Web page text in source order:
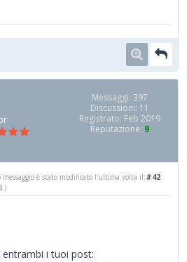
Messaggi: 397
Discussioni: 11
Registrato: Feb 2019
Reputazione: 9
#42
messaggio è stato modificato l'ultima volta il:
.)
i tuoi post: